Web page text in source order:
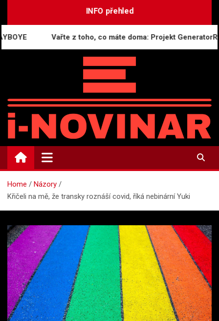
INFO přehled
Vařte z toho, co máte doma: Projekt
i-NOVINÁŘ
Mediální komunikace a press relations
Home
Názory
Křičeli na mě, že transky roznáší covid, říká nebinární Yuki